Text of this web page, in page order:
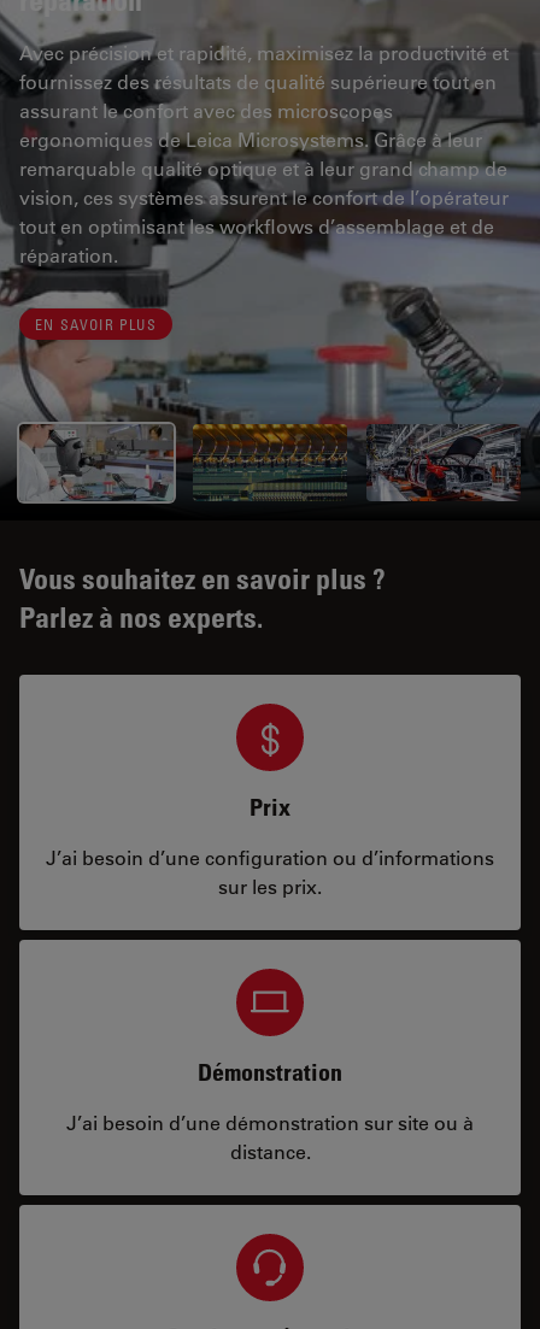
Avec précision et rapidité, maximisez la productivité et
fournissez des résultats de qualité supérieure tout en
assurant le confort avec des microscopes
ergonomiques de Leica Microsystems. Grâce à leur
remarquable qualité optique et à leur grand champ de
vision, ces systèmes assurent le confort de l’opérateur
tout en optimisant les workflows d’assemblage et de
réparation.
EN SAVOIR PLUS
Vous souhaitez en savoir plus ?
Parlez à nos experts.
Prix
J’ai besoin d’une configuration ou d’informations
sur les prix.
Démonstration
J’ai besoin d’une démonstration sur site ou à
distance.